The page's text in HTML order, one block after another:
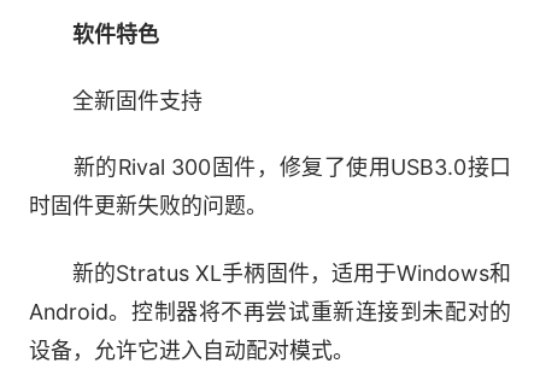
软件特色
全新固件支持
新的Rival 300固件，修复了使用USB3.0接口
时固件更新失败的问题。
新的Stratus XL手柄固件，适用于Windows和
Android。控制器将不再尝试重新连接到未配对的
设备，允许它进入自动配对模式。